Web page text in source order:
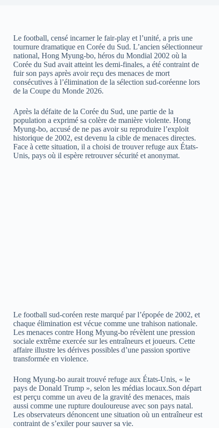
Le football, censé incarner le fair-play et l’unité, a pris une
tournure dramatique en Corée du Sud. L’ancien sélectionneur
national, Hong Myung-bo, héros du Mondial 2002 où la
Corée du Sud avait atteint les demi-finales, a été contraint de
fuir son pays après avoir reçu des menaces de mort
consécutives à l’élimination de la sélection sud-coréenne lors
de la Coupe du Monde 2026.
Après la défaite de la Corée du Sud, une partie de la
population a exprimé sa colère de manière violente. Hong
Myung-bo, accusé de ne pas avoir su reproduire l’exploit
historique de 2002, est devenu la cible de menaces directes.
Face à cette situation, il a choisi de trouver refuge aux États-
Unis, pays où il espère retrouver sécurité et anonymat.
Le football sud-coréen reste marqué par l’épopée de 2002, et
chaque élimination est vécue comme une trahison nationale.
Les menaces contre Hong Myung-bo révèlent une pression
sociale extrême exercée sur les entraîneurs et joueurs. Cette
affaire illustre les dérives possibles d’une passion sportive
transformée en violence.
Hong Myung-bo aurait trouvé refuge aux États-Unis, « le
pays de Donald Trump », selon les médias locaux.Son départ
est perçu comme un aveu de la gravité des menaces, mais
aussi comme une rupture douloureuse avec son pays natal.
Les observateurs dénoncent une situation où un entraîneur est
contraint de s’exiler pour sauver sa vie.